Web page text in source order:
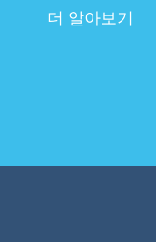
더 알아보기